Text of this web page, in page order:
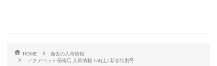
HOME
過去の入荷情報
アクアペット長崎店 入荷情報 1/4(土) 新春特別号